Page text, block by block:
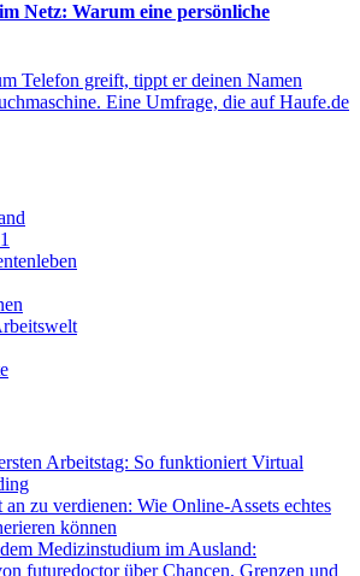
Netz: Warum eine persönliche
Telefon greift, tippt er deinen Namen
Eine Umfrage, die auf Haufe.de
Arbeitstag: So funktioniert Virtual
an zu verdienen: Wie Online-Assets echtes
können
Medizinstudium im Ausland:
futuredoctor über Chancen, Grenzen und